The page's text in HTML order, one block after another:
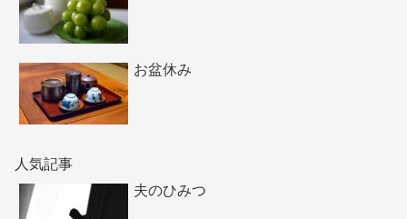
お盆休み
人気記事
夫のひみつ